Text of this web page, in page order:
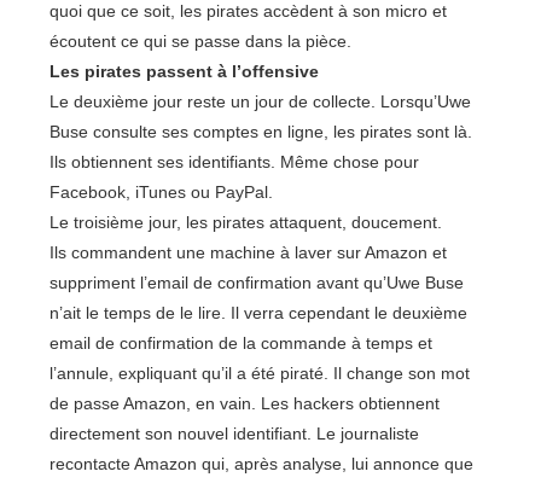
quoi que ce soit, les pirates accèdent à son micro et
écoutent ce qui se passe dans la pièce.
Les pirates passent à l’offensive
Le deuxième jour reste un jour de collecte. Lorsqu’Uwe
Buse consulte ses comptes en ligne, les pirates sont là.
Ils obtiennent ses identifiants. Même chose pour
Facebook, iTunes ou PayPal.
Le troisième jour, les pirates attaquent, doucement.
Ils commandent une machine à laver sur Amazon et
suppriment l’email de confirmation avant qu’Uwe Buse
n’ait le temps de le lire. Il verra cependant le deuxième
email de confirmation de la commande à temps et
l’annule, expliquant qu’il a été piraté. Il change son mot
de passe Amazon, en vain. Les hackers obtiennent
directement son nouvel identifiant. Le journaliste
recontacte Amazon qui, après analyse, lui annonce que